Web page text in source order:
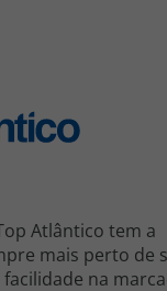
Atlântico tem a
mais perto de
na